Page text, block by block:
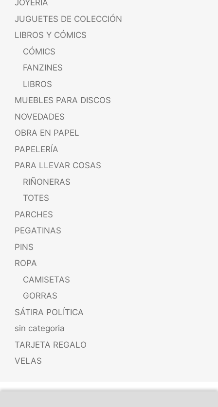
JOYERÍA
JUGUETES DE COLECCIÓN
LIBROS Y CÓMICS
CÓMICS
FANZINES
LIBROS
MUEBLES PARA DISCOS
NOVEDADES
OBRA EN PAPEL
PAPELERÍA
PARA LLEVAR COSAS
RIÑONERAS
TOTES
PARCHES
PEGATINAS
PINS
ROPA
CAMISETAS
GORRAS
SÁTIRA POLÍTICA
sin categoria
TARJETA REGALO
VELAS